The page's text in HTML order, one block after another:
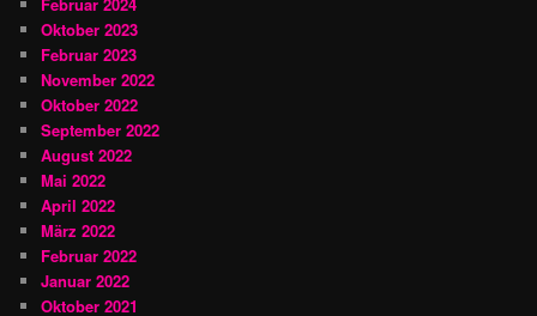
Oktober 2023
Februar 2023
November 2022
Oktober 2022
September 2022
August 2022
Mai 2022
April 2022
März 2022
Februar 2022
Januar 2022
Oktober 2021